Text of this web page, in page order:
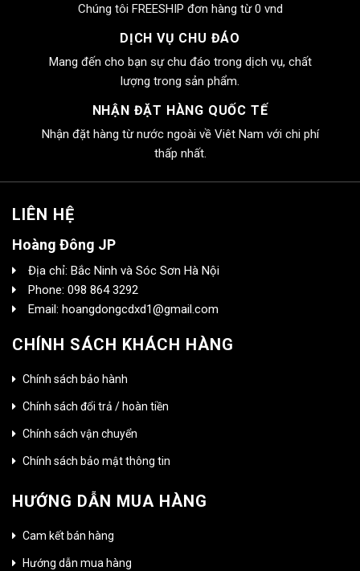
Chúng tôi FREESHIP đơn hàng từ 0 vnd
DỊCH VỤ CHU ĐÁO
Mang đến cho bạn sự chu đáo trong dịch vụ, chất
lượng trong sản phẩm.
NHẬN ĐẶT HÀNG QUỐC TẾ
Nhận đặt hàng từ nước ngoài về Viêt Nam với chi phí
thấp nhất.
LIÊN HỆ
Hoàng Đông JP
Địa chỉ: Bắc Ninh và Sóc Sơn Hà Nội
Phone: 098 864 3292
Email: hoangdongcdxd1@gmail.com
CHÍNH SÁCH KHÁCH HÀNG
Chính sách bảo hành
Chính sách đổi trả / hoàn tiền
Chính sách vận chuyển
Chính sách bảo mật thông tin
HƯỚNG DẪN MUA HÀNG
Cam kết bán hàng
Hướng dẫn mua hàng